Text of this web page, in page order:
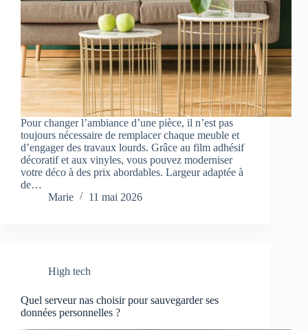
Pour changer l’ambiance d’une pièce, il n’est pas
toujours nécessaire de remplacer chaque meuble et
d’engager des travaux lourds. Grâce au film adhésif
décoratif et aux vinyles, vous pouvez moderniser
votre déco à des prix abordables. Largeur adaptée à
de…
Marie
11 mai 2026
High tech
Quel serveur nas choisir pour sauvegarder ses
données personnelles ?